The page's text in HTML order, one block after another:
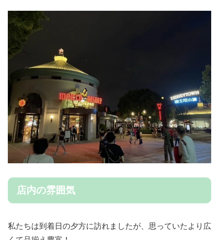
店内の雰囲気
私たちは到着日の夕方に訪れましたが、思っていたより広